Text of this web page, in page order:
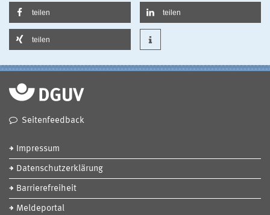
teilen teilen
teilen
Seitenfeedback
Impressum
Datenschutzerklärung
Barrierefreiheit
Meldeportal